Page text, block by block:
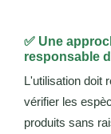
✅ Une
responsable
L'utilisation doit
vérifier les
produits sans